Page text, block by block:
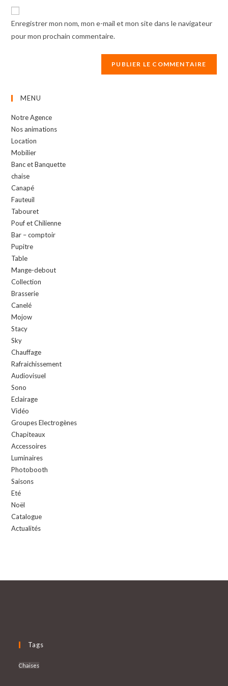
comment
website
URL
Enregistrer mon nom, mon e-mail et mon site dans le navigateur
pour mon prochain commentaire.
MENU
Notre Agence
Nos animations
Location
Mobilier
Banc et Banquette
chaise
Canapé
Fauteuil
Tabouret
Pouf et Chilienne
Bar – comptoir
Pupitre
Table
Mange-debout
Collection
Brasserie
Canelé
Mojow
Stacy
Sky
Chauffage
Rafraichissement
Audiovisuel
Sono
Eclairage
Vidéo
Groupes Electrogènes
Chapiteaux
Accessoires
Luminaires
Photobooth
Saisons
Eté
Noël
Catalogue
Actualités
Tags
Chaises